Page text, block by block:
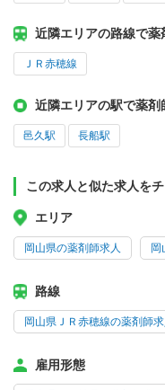
近隣エリアの路線で薬
ＪＲ赤穂線
近隣エリアの駅で薬剤
邑久駅 長船駅
この求人と似た求人を
エリア
岡山県の薬剤師求人 岡
路線
岡山県ＪＲ赤穂線の薬剤師求
雇用形態